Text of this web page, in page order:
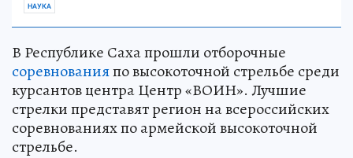
НАУКА
В Республике Саха прошли отборочные
соревнованияпо высокоточной стрельбе среди
курсантов центра Центр «ВОИН». Лучшие
стрелки представят регион на всероссийских
соревнованиях по армейской высокоточной
стрельбе.